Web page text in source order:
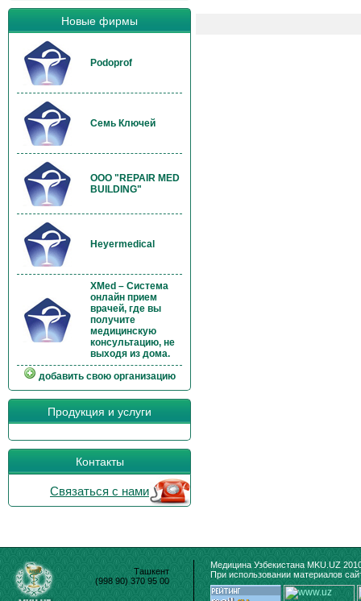
Новые фирмы
Podoprof
Семь Ключей
OOO "REPAIR MED
BUILDING"
Heyermedical
XMed – Система
онлайн прием
врачей, где вы
получите
медицинскую
консультацию, не
выходя из дома.
добавить свою организацию
Продукция и услуги
Контакты
Связаться с нами
Ташкент
(998 90) 370 95 00
Медицина Узбекистана MKU.UZ
При использовании материалов